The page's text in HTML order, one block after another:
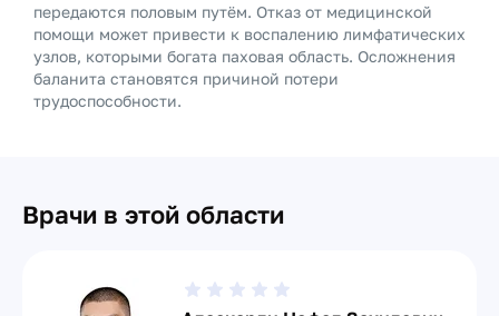
передаются половым путём. Отказ от медицинской
помощи может привести к воспалению лимфатических
узлов, которыми богата паховая область. Осложнения
баланита становятся причиной потери
трудоспособности.
Врачи в этой области